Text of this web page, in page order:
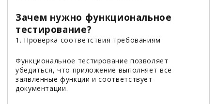
Зачем нужно функциональное
тестирование?
1. Проверка соответствия требованиям
Функциональное тестирование позволяет
убедиться, что приложение выполняет все
заявленные функции и соответствует
документации.